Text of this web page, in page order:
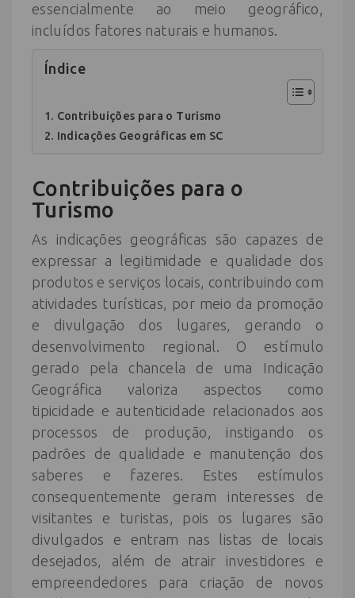
essencialmente ao meio geográfico,
incluídos fatores naturais e humanos.
Índice
Contribuições para o Turismo
Indicações Geográficas em SC
Contribuições para o
Turismo
As indicações geográficas são capazes de
expressar a legitimidade e qualidade dos
produtos e serviços locais, contribuindo com
atividades turísticas, por meio da promoção
e divulgação dos lugares, gerando o
desenvolvimento regional. O estímulo
gerado pela chancela de uma Indicação
Geográfica valoriza aspectos como
tipicidade e autenticidade relacionados aos
processos de produção, instigando os
padrões de qualidade e manutenção dos
saberes e fazeres. Estes estímulos
consequentemente geram interesses de
visitantes e turistas, pois os lugares são
divulgados e entram nas listas de locais
desejados, além de atrair investidores e
empreendedores para criação de novos